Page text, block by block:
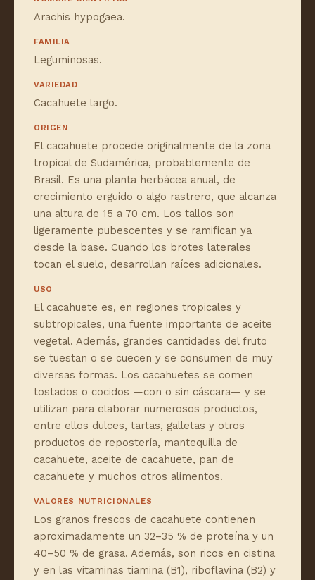
Arachis hypogaea.
FAMILIA
Leguminosas.
VARIEDAD
Cacahuete largo.
ORIGEN
El cacahuete procede originalmente de la zona
tropical de Sudamérica, probablemente de
Brasil. Es una planta herbácea anual, de
crecimiento erguido o algo rastrero, que alcanza
una altura de 15 a 70 cm. Los tallos son
ligeramente pubescentes y se ramifican ya
desde la base. Cuando los brotes laterales
tocan el suelo, desarrollan raíces adicionales.
USO
El cacahuete es, en regiones tropicales y
subtropicales, una fuente importante de aceite
vegetal. Además, grandes cantidades del fruto
se tuestan o se cuecen y se consumen de muy
diversas formas. Los cacahuetes se comen
tostados o cocidos —con o sin cáscara— y se
utilizan para elaborar numerosos productos,
entre ellos dulces, tartas, galletas y otros
productos de repostería, mantequilla de
cacahuete, aceite de cacahuete, pan de
cacahuete y muchos otros alimentos.
VALORES NUTRICIONALES
Los granos frescos de cacahuete contienen
aproximadamente un 32–35 % de proteína y un
40–50 % de grasa. Además, son ricos en cistina
y en las vitaminas tiamina (B1), riboflavina (B2) y